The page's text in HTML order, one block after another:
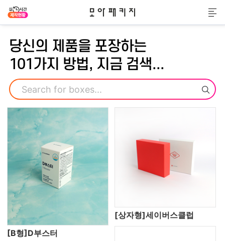
모아패키지
메
당신의 제품을 포장하는
101가지 방법, 지금 검색...
검색
[B형]D부스터
[상자형]세이버스클럽